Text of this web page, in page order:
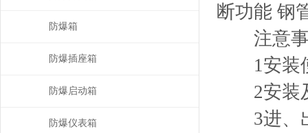
断功能 钢
注意事
1安装使
2安装及
3进、出
防爆箱
防爆插座箱
防爆启动箱
防爆仪表箱